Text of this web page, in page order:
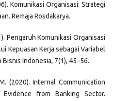
Komunikasi Organisasi: Strategi
Remaja Rosdakarya.
Pengaruh Komunikasi Organisasi
Kepuasan Kerja sebagai Variabel
Indonesia, 7(1), 45–56.
(2020). Internal Communication
from Banking Sector.